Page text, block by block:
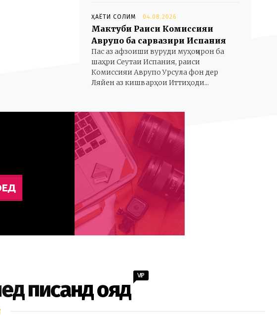
ҲАЁТИ СОЛИМ 04.08.2026
Мактуби Раиси Комиссияи
Аврупо ба сарвазири Испания
Пас аз афзоиши вуруди муҳоҷирон ба
шаҳри Сеутаи Испания, раиси
Комиссияи Аврупо Урсула фон дер
Ляйен аз кишварҳои Иттиҳоди...
писанд ояд
VIP